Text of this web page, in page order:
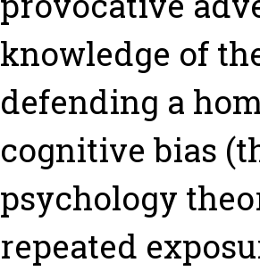
knowledge of
defending a
cognitive bias
psychology
repeated